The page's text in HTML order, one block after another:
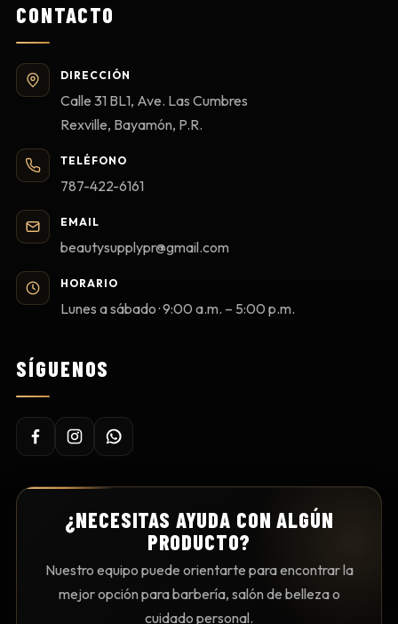
CONTACTO
DIRECCIÓN
Calle 31 BL1, Ave. Las Cumbres
Rexville, Bayamón, P.R.
TELÉFONO
787-422-6161
EMAIL
beautysupplypr@gmail.com
HORARIO
Lunes a sábado · 9:00 a.m. – 5:00 p.m.
SÍGUENOS
¿NECESITAS AYUDA CON ALGÚN
PRODUCTO?
Nuestro equipo puede orientarte para encontrar la
mejor opción para barbería, salón de belleza o
cuidado personal.